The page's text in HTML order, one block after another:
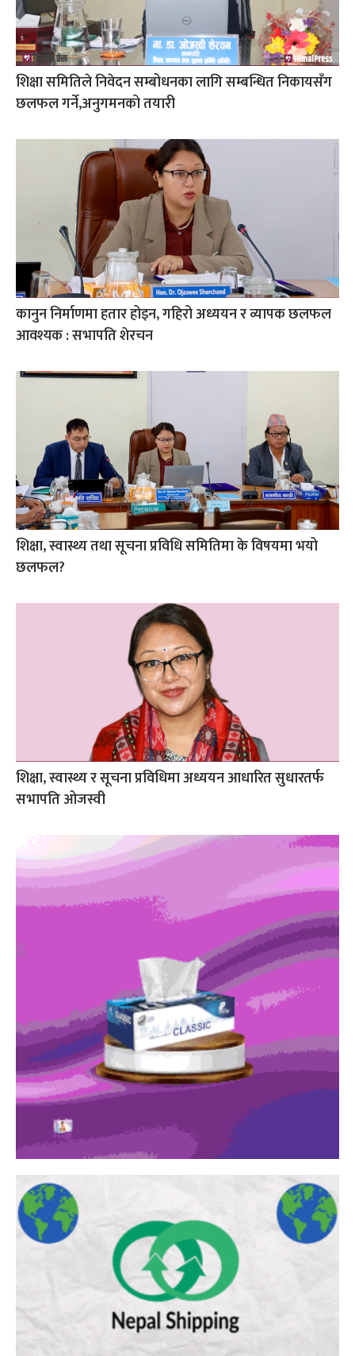
शिक्षा समितिले निवेदन सम्बोधनका लागि सम्बन्धित निकायसँग
छलफल गर्ने,अनुगमनको तयारी
कानुन निर्माणमा हतार होइन, गहिरो अध्ययन र व्यापक छलफल
आवश्यक : सभापति शेरचन
शिक्षा, स्वास्थ्य तथा सूचना प्रविधि समितिमा के विषयमा भयो
छलफल?
शिक्षा, स्वास्थ्य र सूचना प्रविधिमा अध्ययन आधारित सुधारतर्फ
सभापति ओजस्वी